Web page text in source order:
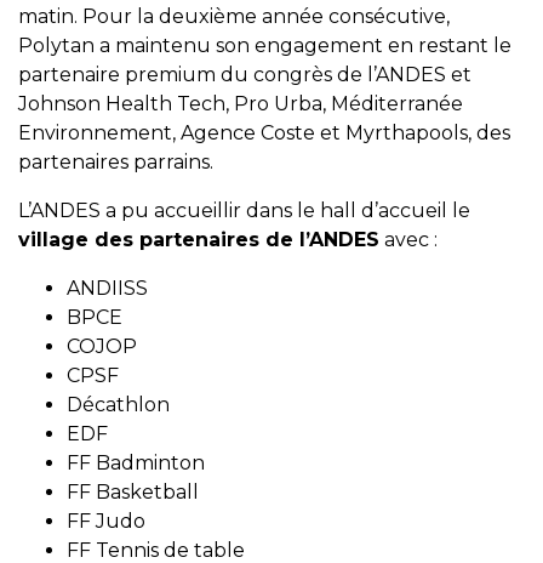
matin. Pour la deuxième année consécutive,
Polytan a maintenu son engagement en restant le
partenaire premium du congrès de l’ANDES et
Johnson Health Tech, Pro Urba, Méditerranée
Environnement, Agence Coste et Myrthapools, des
partenaires parrains.
L’ANDES a pu accueillir dans le hall d’accueil le
village des partenaires de l’ANDES avec :
ANDIISS
BPCE
COJOP
CPSF
Décathlon
EDF
FF Badminton
FF Basketball
FF Judo
FF Tennis de table